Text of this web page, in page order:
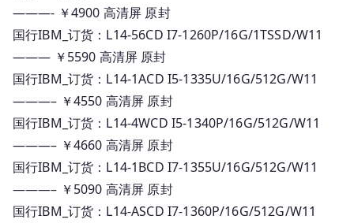
———- ￥4900 高清屏 原封
国行IBM_订货：L14-56CD I7-1260P/16G/1TSSD/W11
——— ￥5590 高清屏 原封
国行IBM_订货：L14-1ACD I5-1335U/16G/512G/W11
———– ￥4550 高清屏 原封
国行IBM_订货：L14-4WCD I5-1340P/16G/512G/W11
———– ￥4660 高清屏 原封
国行IBM_订货：L14-1BCD I7-1355U/16G/512G/W11
———– ￥5090 高清屏 原封
国行IBM_订货：L14-ASCD I7-1360P/16G/512G/W11